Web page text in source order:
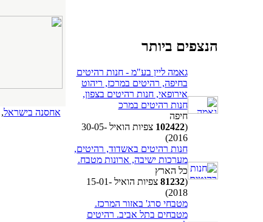
הנצפים ביותר
גאמה ליין בע"מ - חנות רהיטים
בחיפה, רהיטים במרכז, ריהוט
אירופאי, חנות רהיטים בצפון,
חנות רהיטים במרכ
חיפה
(
102422
צפיות הואיל 30-05-
2016)
חנות רהיטים באשדוד, רהיטים,
מערכות ישיבה, ארונות מטבח.
כל הארץ
(
81232
צפיות הואיל 15-01-
2018)
מטבחי סרג' באזור המרכז.
מטבחים בתל אביב. רהיטים
אחסנה בישראל,